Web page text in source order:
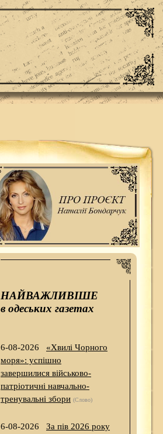
НАЙВАЖЛИВІШЕ
в одеських газетах
6-08-2026
«Хвилі Чорного
моря»: успішно
завершилися військово-
патріотичні навчально-
тренувальні збори (Слово)
6-08-2026
За пів 2026 року